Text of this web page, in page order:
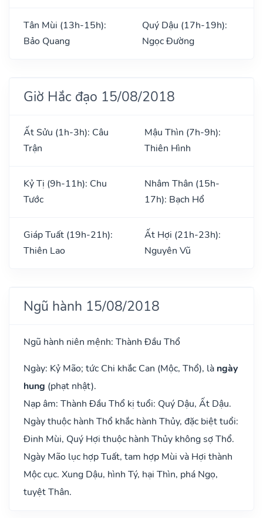
Tân Mùi (13h-15h):
Bảo Quang
Quý Dậu (17h-19h):
Ngọc Đường
Giờ Hắc đạo 15/08/2018
Ất Sửu (1h-3h): Câu
Trận
Mậu Thìn (7h-9h):
Thiên Hình
Kỷ Tị (9h-11h): Chu
Tước
Nhâm Thân (15h-
17h): Bạch Hổ
Giáp Tuất (19h-21h):
Thiên Lao
Ất Hợi (21h-23h):
Nguyên Vũ
Ngũ hành 15/08/2018
Ngũ hành niên mệnh: Thành Đầu Thổ
Ngày: Kỷ Mão; tức Chi khắc Can (Mộc, Thổ), là ngày
hung (phạt nhật).
Nạp âm: Thành Đầu Thổ kị tuổi: Quý Dậu, Ất Dậu.
Ngày thuộc hành Thổ khắc hành Thủy, đặc biệt tuổi:
Đinh Mùi, Quý Hợi thuộc hành Thủy không sợ Thổ.
Ngày Mão lục hợp Tuất, tam hợp Mùi và Hợi thành
Mộc cục. Xung Dậu, hình Tý, hại Thìn, phá Ngọ,
tuyệt Thân.